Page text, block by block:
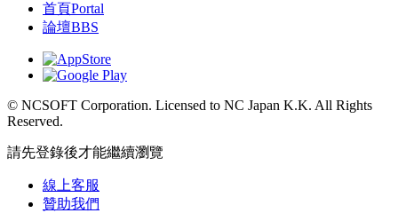
首頁Portal
論壇BBS
© NCSOFT Corporation. Licensed to NC Japan K.K. All Rights
Reserved.
請先登錄後才能繼續瀏覽
線上客服
贊助我們